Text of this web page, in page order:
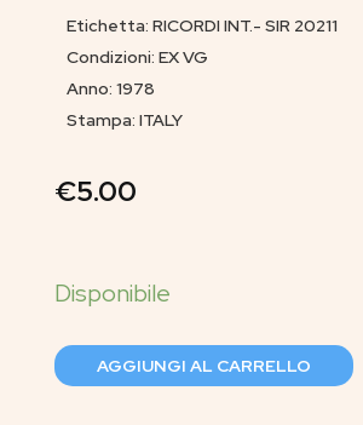
Etichetta: RICORDI INT.- SIR 20211
Condizioni: EX VG
Anno: 1978
Stampa: ITALY
€5.00
AGGIUNGI AL CARRELLO